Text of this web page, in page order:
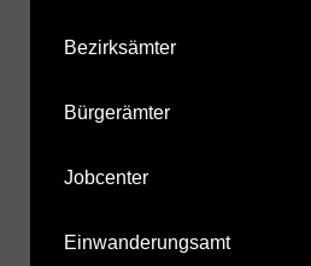
Bezirksämter
Bürgerämter
Jobcenter
Einwanderungsamt